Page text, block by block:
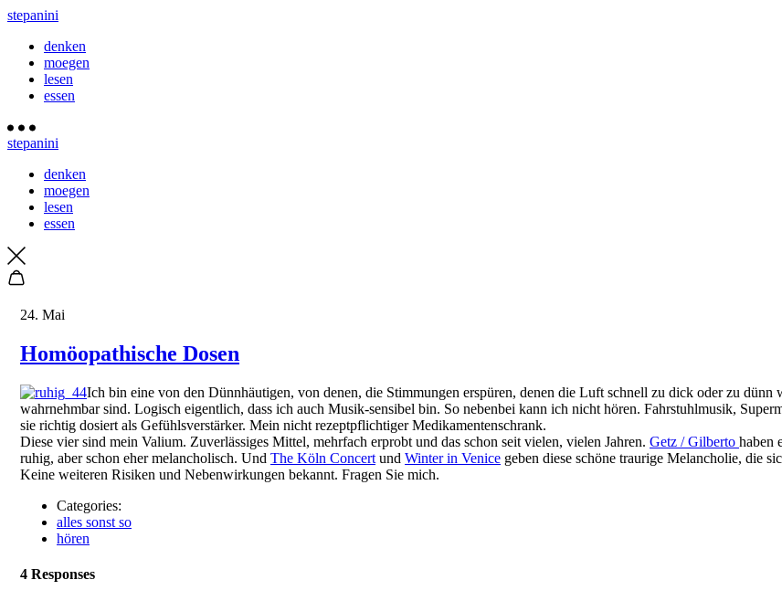
stepanini
denken
moegen
lesen
essen
stepanini
denken
moegen
lesen
essen
24. Mai
Homöopathische Dosen
Ich bin eine von den Dünnhäutigen, von denen, die Stimmungen erspüren, denen die Luft schnell zu dick oder zu
wahrnehmbar sind. Logisch eigentlich, dass ich auch Musik-sensibel bin. So nebenbei kann ich nicht hören. Fahrstuhlmusik,
sie richtig dosiert als Gefühlsverstärker. Mein nicht rezeptpflichtiger Medikamentenschrank.
Diese vier sind mein Valium. Zuverlässiges Mittel, mehrfach erprobt und das schon seit vielen, vielen Jahren. Getz / Gilberto haben
ruhig, aber schon eher melancholisch. Und The Köln Concert und Winter in Venice geben diese schöne traurige Melancholie, die
Keine weiteren Risiken und Nebenwirkungen bekannt. Fragen Sie mich.
Categories:
alles sonst so
hören
4 Responses